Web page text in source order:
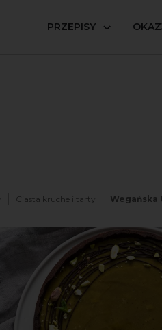
PRZEPISY
Ciasta kruche i tarty